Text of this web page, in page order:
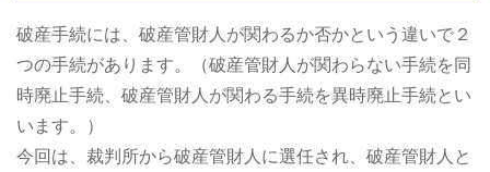
破産手続には、破産管財人が関わるか否かという違いで２
つの手続があります。（破産管財人が関わらない手続を同
時廃止手続、破産管財人が関わる手続を異時廃止手続とい
います。）
今回は、裁判所から破産管財人に選任され、破産管財人と